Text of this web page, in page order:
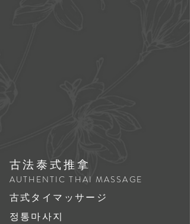
古法泰式推拿
AUTHENTIC THAI MASSAGE
古式タイマッサージ
정통마사지